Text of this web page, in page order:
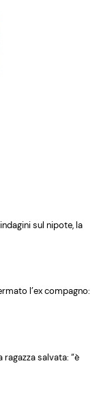
sul nipote, la
l’ex compagno:
salvata: “è